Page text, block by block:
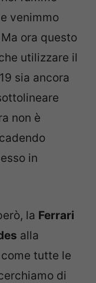
venimmo
ora questo
utilizzare il
sia ancora
non è
in
la Ferrari
alla
come tutte le
di